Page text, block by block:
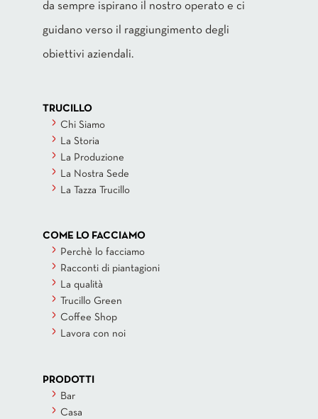
da sempre ispirano il nostro operato e ci
guidano verso il raggiungimento degli
obiettivi aziendali.
TRUCILLO
Chi Siamo
La Storia
La Produzione
La Nostra Sede
La Tazza Trucillo
COME LO FACCIAMO
Perchè lo facciamo
Racconti di piantagioni
La qualità
Trucillo Green
Coffee Shop
Lavora con noi
PRODOTTI
Bar
Casa